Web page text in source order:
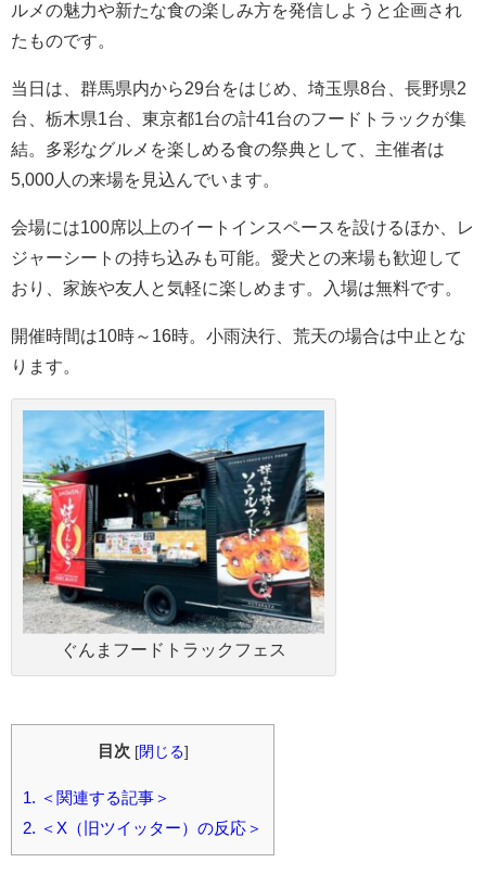
ルメの魅力や新たな食の楽しみ方を発信しようと企画され
たものです。
当日は、群馬県内から29台をはじめ、埼玉県8台、長野県2
台、栃木県1台、東京都1台の計41台のフードトラックが集
結。多彩なグルメを楽しめる食の祭典として、主催者は
5,000人の来場を見込んでいます。
会場には100席以上のイートインスペースを設けるほか、レ
ジャーシートの持ち込みも可能。愛犬との来場も歓迎して
おり、家族や友人と気軽に楽しめます。入場は無料です。
開催時間は10時～16時。小雨決行、荒天の場合は中止とな
ります。
ぐんまフードトラックフェス
目次 [閉じる]
1. ＜関連する記事＞
2. ＜X（旧ツイッター）の反応＞